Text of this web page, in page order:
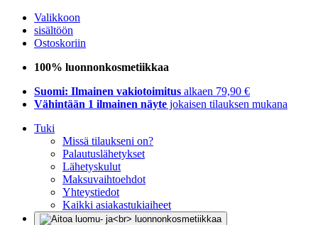
Valikkoon
sisältöön
Ostoskoriin
100% luonnonkosmetiikkaa
Suomi: Ilmainen vakiotoimitus alkaen 79,90 €
Vähintään 1 ilmainen näyte jokaisen tilauksen mukana
Tuki
Missä tilaukseni on?
Palautuslähetykset
Lähetyskulut
Maksuvaihtoehdot
Yhteystiedot
Kaikki asiakastukiaiheet